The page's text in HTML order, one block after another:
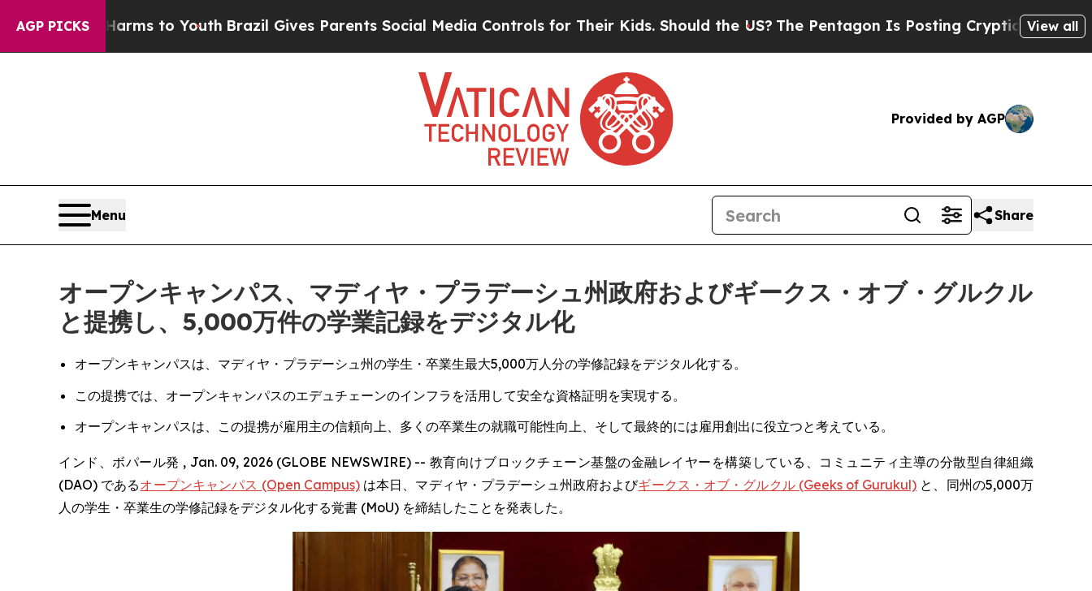
AGP PICKS
Harms to YouthBrazil Gives Parents Social Media Controls for Their Kids. Should the US? The Pentagon Is Posting Cryptic Biblical Messages
View all
Provided by AGP
Menu Share
オープンキャンパス、マディヤ・プラデーシュ州政府およびギークス・オブ・グルクル
と提携し、5,000万件の学業記録をデジタル化
オープンキャンパスは、マディヤ・プラデーシュ州の学生・卒業生最大5,000万人分の学修記録をデジタル化する。
この提携では、オープンキャンパスのエデュチェーンのインフラを活用して安全な資格証明を実現する。
オープンキャンパスは、この提携が雇用主の信頼向上、多くの卒業生の就職可能性向上、そして最終的には雇用創出に役立つと考えている。
インド、ボパール発 , Jan. 09, 2026 (GLOBE NEWSWIRE) -- 教育向けブロックチェーン基盤の金融レイヤーを構築している、コミュニティ主導の分散型自律組織
(DAO) であるオープンキャンパス (Open Campus)は本日、マディヤ・プラデーシュ州政府およびギークス・オブ・グルクル (Geeks of Gurukul) と、同州の5,000万
人の学生・卒業生の学修記録をデジタル化する覚書 (MoU) を締結したことを発表した。